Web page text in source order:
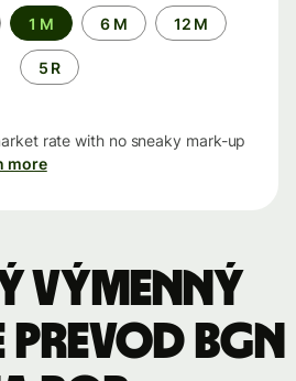
1 M 6 M 12 M
5 R
rate with no sneaky mark-up
more
výmenný
BGN